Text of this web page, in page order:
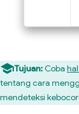
Tujuan:Coba
tentang cara
mendeteksi